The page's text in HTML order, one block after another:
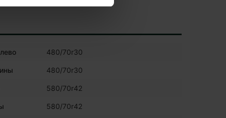
480/70r30
480/70r30
580/70r42
580/70r42